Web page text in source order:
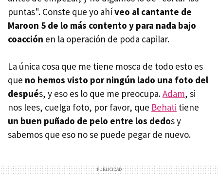
puntas". Conste que yo ahíveo al cantante de
Maroon 5 de lo más contento y para nada bajo
coacción en la operación de poda capilar.
La única cosa que me tiene mosca de todo esto es
que no hemos visto por ningún lado una foto del
después, y eso es lo que me preocupa.Adam, si
nos lees, cuelga foto, por favor, que Behati tiene
un buen puñado de pelo entre los dedos y
sabemos que eso no se puede pegar de nuevo.